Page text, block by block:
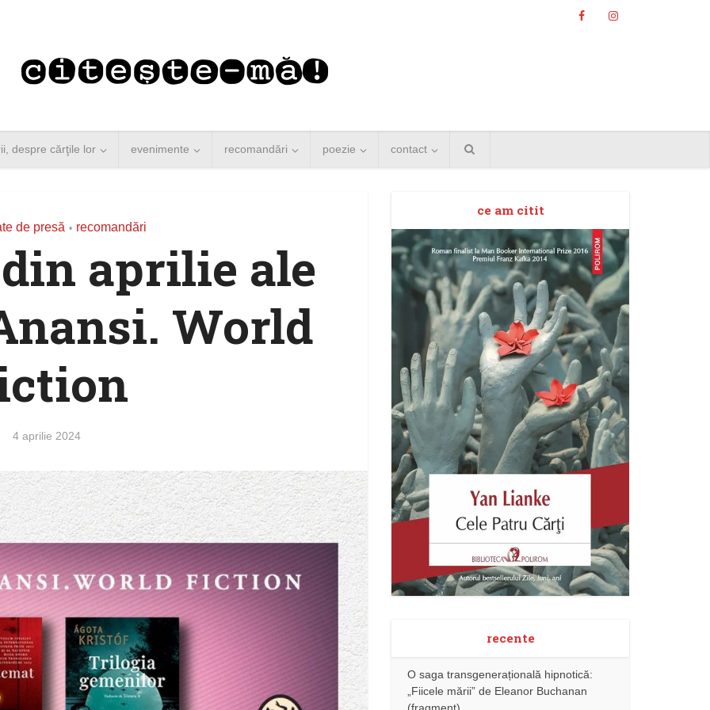
despre cărţile lor evenimente recomandări poezie contact
de presă • recomandări
aprilie ale
World
4 aprilie 2024
ce am citit
recente
O saga transgenerațională hipnotică:
„Fiicele mării” de Eleanor Buchanan